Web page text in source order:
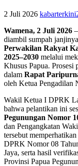
2 Juli 2026
Wamena, 2 Juli 2026
diambil sumpah
Perwakilan Rakyat
2025–2030 melalui
Khusus Papua. Prosesi
dalam Rapat
oleh Ketua Pengadilan
Wakil Ketua I DPRK
bahwa pelantikan ini
Pegunungan Nomor
dan Pengangkatan
tersebut
DPRK Nomor 08
Jaya, serta hasil
Provinsi Papua